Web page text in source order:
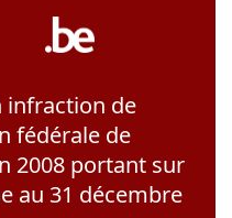
infraction de
fédérale de
2008 portant sur
au 31 décembre